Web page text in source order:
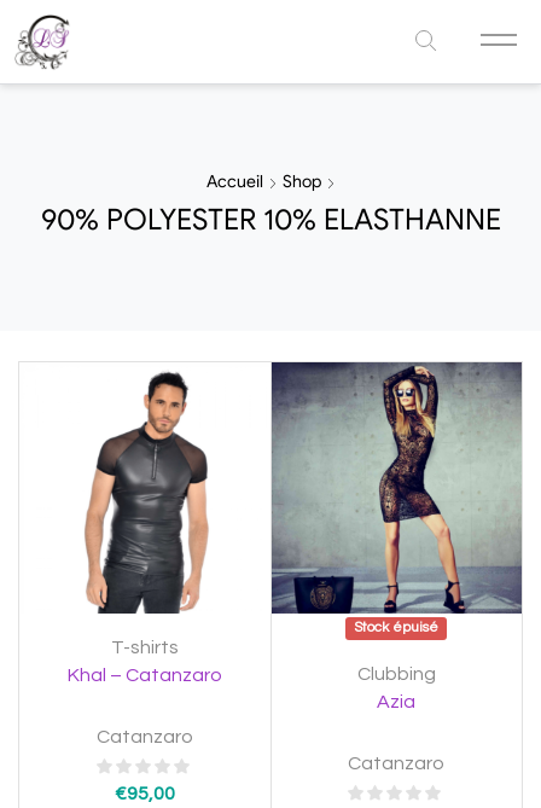
Accueil Shop
90% POLYESTER 10% ELASTHANNE
T-shirts
Khal – Catanzaro
Catanzaro
€95,00
Stock épuisé
Clubbing
Azia
Catanzaro